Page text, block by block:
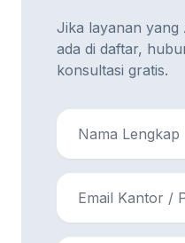
Jika layanan yang
ada di daftar,
konsultasi gratis.